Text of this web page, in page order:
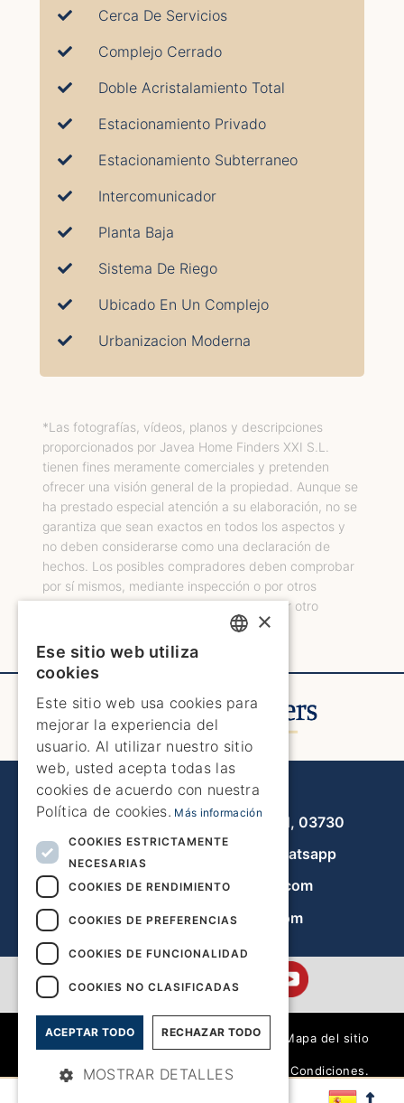
Cerca De Servicios
Complejo Cerrado
Doble Acristalamiento Total
Estacionamiento Privado
Estacionamiento Subterraneo
Intercomunicador
Planta Baja
Sistema De Riego
Ubicado En Un Complejo
Urbanizacion Moderna
*Las fotografías, vídeos, planos y descripciones
proporcionados por Javea Home Finders XXI S.L.
tienen fines meramente comerciales y pretenden
ofrecer una visión general de la propiedad. Aunque se
ha prestado especial atención a su elaboración, no se
garantiza que sean exactos en todos los aspectos y
no deben considerarse como una declaración de
hechos. Los posibles compradores deben comprobar
por sí mismos, mediante inspección o por otros
medios, el estado, las medidas y cualquier otro
Javea Home Finders
Avenida de la Libertad 19, local 11, 03730
Whatsapp
info@javeahomefinders.com
es.javeahomefinders.com
Mapa del sitio
Términos y Condiciones.
|
SPANISH
GERMAN
FRENCH
×
Ese sitio web utiliza
cookies
Este sitio web usa cookies para
mejorar la experiencia del
usuario. Al utilizar nuestro sitio
web, usted acepta todas las
cookies de acuerdo con nuestra
Política de cookies. Más información
COOKIES ESTRICTAMENTE
NECESARIAS
COOKIES DE RENDIMIENTO
COOKIES DE PREFERENCIAS
COOKIES DE FUNCIONALIDAD
COOKIES NO CLASIFICADAS
ACEPTAR TODO RECHAZAR TODO
MOSTRAR DETALLES